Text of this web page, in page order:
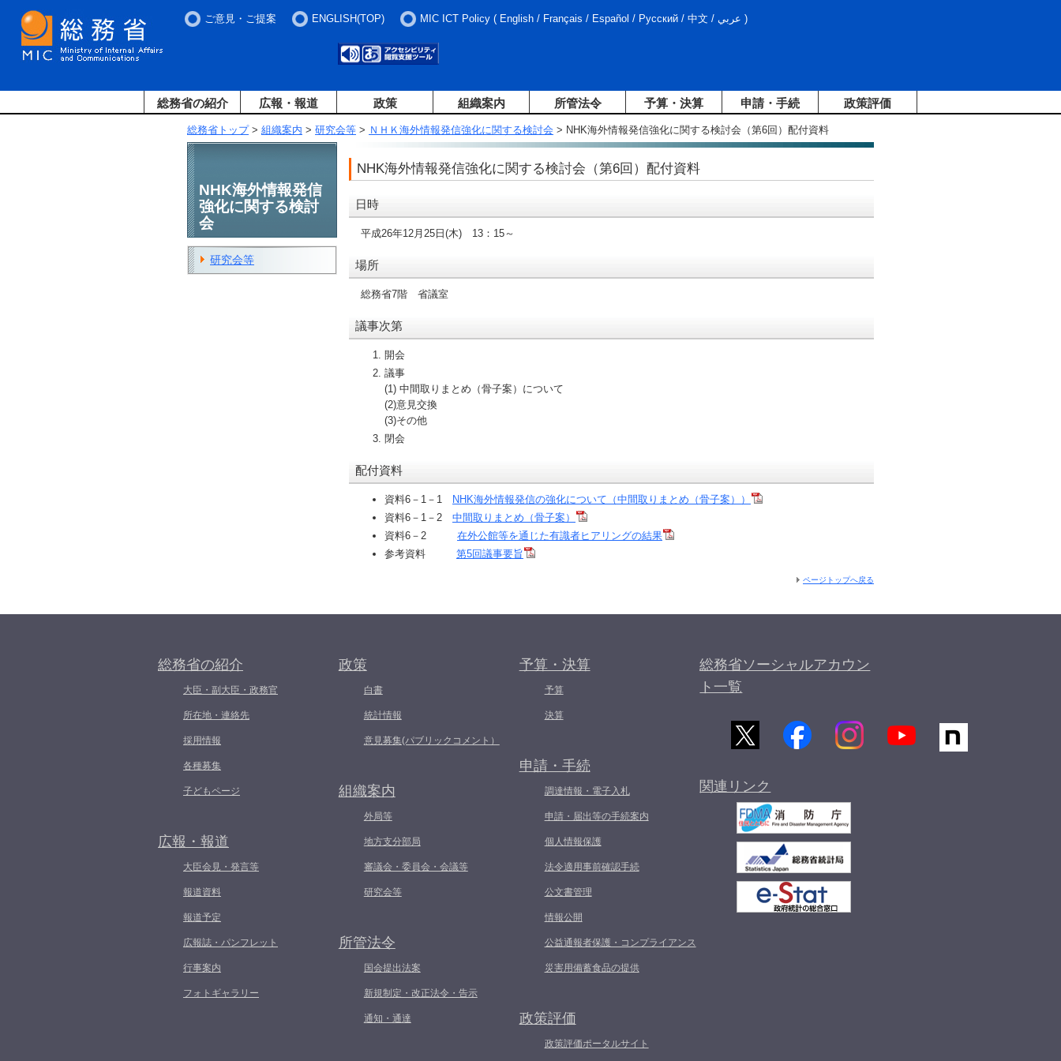
ご意見・ご提案 ENGLISH(TOP) MIC ICT Policy ( English / Français / Español / Русский / 中文 / عربي )
総務省の紹介 広報・報道 政策 組織案内 所管法令 予算・決算 申請・手続 政策評価
総務省トップ> 組織案内 > 研究会等 > ＮＨＫ海外情報発信強化に関する検討会 > NHK海外情報発信強化に関する検討会（第6回）配付資料
NHK海外情報発信強化に関する検討会（第6回）配付資料
日時
平成26年12月25日(木) 13：15～
場所
総務省7階 省議室
議事次第
開会
議事
(1) 中間取りまとめ（骨子案）について
(2)意見交換
(3)その他
閉会
配付資料
資料6－1－1
NHK海外情報発信の強化について（中間取りまとめ（骨子案））
資料6－1－2 中間取りまとめ（骨子案）
資料6－2 在外公館等を通じた有識者ヒアリングの結果
参考資料 第5回議事要旨
ページトップへ戻る
NHK海外情報発信
強化に関する検討
会
研究会等
総務省の紹介
大臣・副大臣・政務官
所在地・連絡先
採用情報
各種募集
子どもページ
広報・報道
大臣会見・発言等
報道資料
報道予定
広報誌・パンフレット
行事案内
フォトギャラリー
政策
白書
統計情報
意見募集(パブリックコメント）
組織案内
外局等
地方支分部局
審議会・委員会・会議等
研究会等
所管法令
国会提出法案
新規制定・改正法令・告示
通知・通達
予算・決算
予算
決算
申請・手続
調達情報・電子入札
申請・届出等の手続案内
個人情報保護
法令適用事前確認手続
公文書管理
情報公開
公益通報者保護・コンプライアンス
災害用備蓄食品の提供
政策評価
政策評価ポータルサイト
総務省ソーシャルアカウン
ト一覧
関連リンク